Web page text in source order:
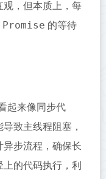
观，但本质上，每
Promise 的等待
起来像同步代
致主线程阻塞，
异步流程，确保长
的代码执行，利